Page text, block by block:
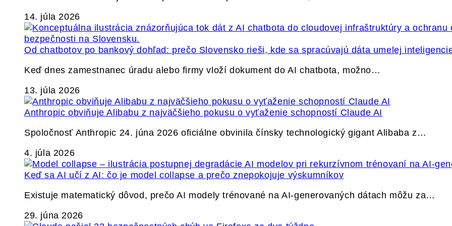
14. júla 2026
Od chatbotov po bankový dohľad: prečo Slovensko rieši, kde sa spracúvajú dáta umelej
Keď dnes zamestnanec úradu alebo firmy vloží dokument do AI chatbota, možno…
13. júla 2026
Anthropic obviňuje Alibabu z najväčšieho pokusu o vyťaženie schopností Claude AI
Spoločnosť Anthropic 24. júna 2026 oficiálne obvinila čínsky technologický gigant Alibaba z…
4. júla 2026
Keď sa AI učí z AI: čo je model collapse a prečo znepokojuje výskumníkov
Existuje matematický dôvod, prečo AI modely trénované na AI-generovaných dátach môžu za…
29. júna 2026